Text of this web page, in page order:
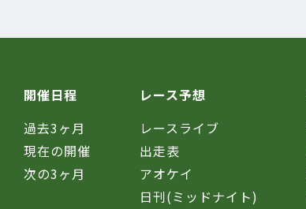
開催日程
過去3ヶ月
現在の開催
次の3ヶ月
レース予想
レースライブ
出走表
アオケイ
日刊(ミッドナイト)